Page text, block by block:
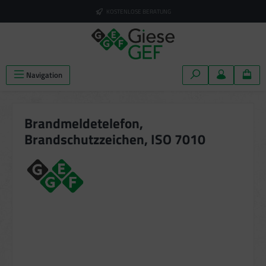
KOSTENLOSE BERATUNG
Navigation
Brandmeldetelefon,
Brandschutzzeichen, ISO 7010